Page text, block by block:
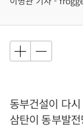
동부건설이 다
삼탄이 동부발